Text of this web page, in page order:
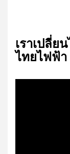
เรา​เปลี่ย
ไทย​ไฟฟ้า​